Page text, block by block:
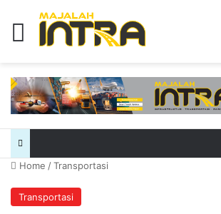
Menu
Home /Transportasi
Transportasi